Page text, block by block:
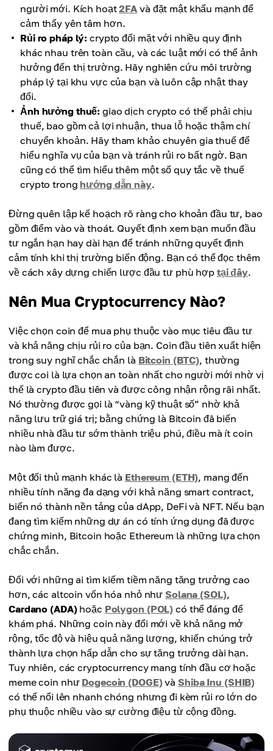
người mới. Kích hoạt2FA và đặt mật khẩu mạnh để
cảm thấy yên tâm hơn.
Rủi ro pháp lý: crypto đối mặt với nhiều quy định
khác nhau trên toàn cầu, và các luật mới có thể ảnh
hưởng đến thị trường. Hãy nghiên cứu môi trường
pháp lý tại khu vực của bạn và luôn cập nhật thay
đổi.
Ảnh hưởng thuế: giao dịch crypto có thể phải chịu
thuế, bao gồm cả lợi nhuận, thua lỗ hoặc thậm chí
chuyển khoản. Hãy tham khảo chuyên gia thuế để
hiểu nghĩa vụ của bạn và tránh rủi ro bất ngờ. Bạn
cũng có thể tìm hiểu thêm một số quy tắc về thuế
crypto tronghướng dẫn này.
Đừng quên lập kế hoạch rõ ràng cho khoản đầu tư, bao
gồm điểm vào và thoát. Quyết định xem bạn muốn đầu
tư ngắn hạn hay dài hạn để tránh những quyết định
cảm tính khi thị trường biến động. Bạn có thể đọc thêm
về cách xây dựng chiến lược đầu tư phù hợp tại đây.
Nên Mua Cryptocurrency Nào?
Việc chọn coin để mua phụ thuộc vào mục tiêu đầu tư
và khả năng chịu rủi ro của bạn. Coin đầu tiên xuất hiện
trong suy nghĩ chắc chắn là Bitcoin (BTC), thường
được coi là lựa chọn an toàn nhất cho người mới nhờ vị
thế là crypto đầu tiên và được công nhận rộng rãi nhất.
Nó thường được gọi là “vàng kỹ thuật số” nhờ khả
năng lưu trữ giá trị; bằng chứng là Bitcoin đã biến
nhiều nhà đầu tư sớm thành triệu phú, điều mà ít coin
nào làm được.
Một đối thủ mạnh khác là Ethereum (ETH), mang đến
nhiều tính năng đa dạng với khả năng smart contract,
biến nó thành nền tảng của dApp, DeFi và NFT. Nếu bạn
đang tìm kiếm những dự án có tính ứng dụng đã được
chứng minh, Bitcoin hoặc Ethereum là những lựa chọn
chắc chắn.
Đối với những ai tìm kiếm tiềm năng tăng trưởng cao
hơn, các altcoin vốn hóa nhỏ nhưSolana (SOL),
Cardano (ADA)hoặc Polygon (POL) có thể đáng để
khám phá. Những coin này đổi mới về khả năng mở
rộng, tốc độ và hiệu quả năng lượng, khiến chúng trở
thành lựa chọn hấp dẫn cho sự tăng trưởng dài hạn.
Tuy nhiên, các cryptocurrency mang tính đầu cơ hoặc
meme coin như Dogecoin (DOGE) vàShiba Inu (SHIB)
có thể nổi lên nhanh chóng nhưng đi kèm rủi ro lớn do
phụ thuộc nhiều vào sự cường điệu từ cộng đồng.